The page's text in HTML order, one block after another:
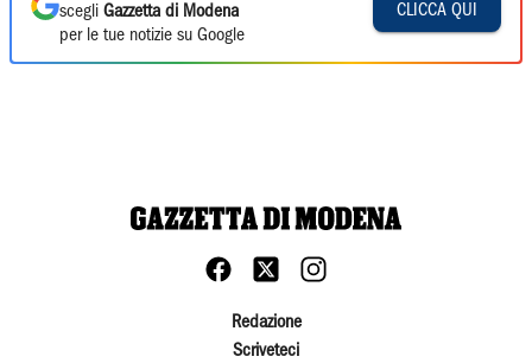
scegli Gazzetta di Modena
per le tue notizie su Google
CLICCA QUI
Redazione
Scriveteci